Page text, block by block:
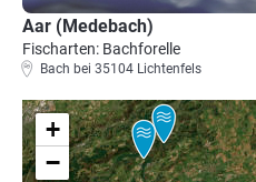
Aar (Medebach)
Fischarten: Bachforelle
Bach bei 35104 Lichtenfels
+
−